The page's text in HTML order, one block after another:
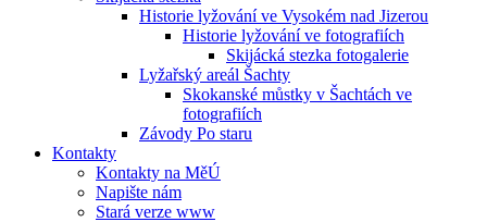
Historie lyžování ve Vysokém nad Jizerou
Historie lyžování ve fotografiích
Skijácká stezka fotogalerie
Lyžařský areál Šachty
Skokanské můstky v Šachtách ve
fotografiích
Závody Po staru
Kontakty
Kontakty na MěÚ
Napište nám
Stará verze www